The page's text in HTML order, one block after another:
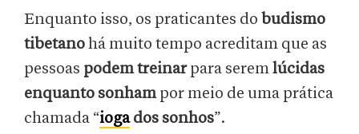
Enquanto isso, os praticantes do budismo
tibetanohá muito tempo acreditam que as
pessoas podem treinarpara seremlúcidas
enquanto sonhampor meio de uma prática
chamada “iogados sonhos”.